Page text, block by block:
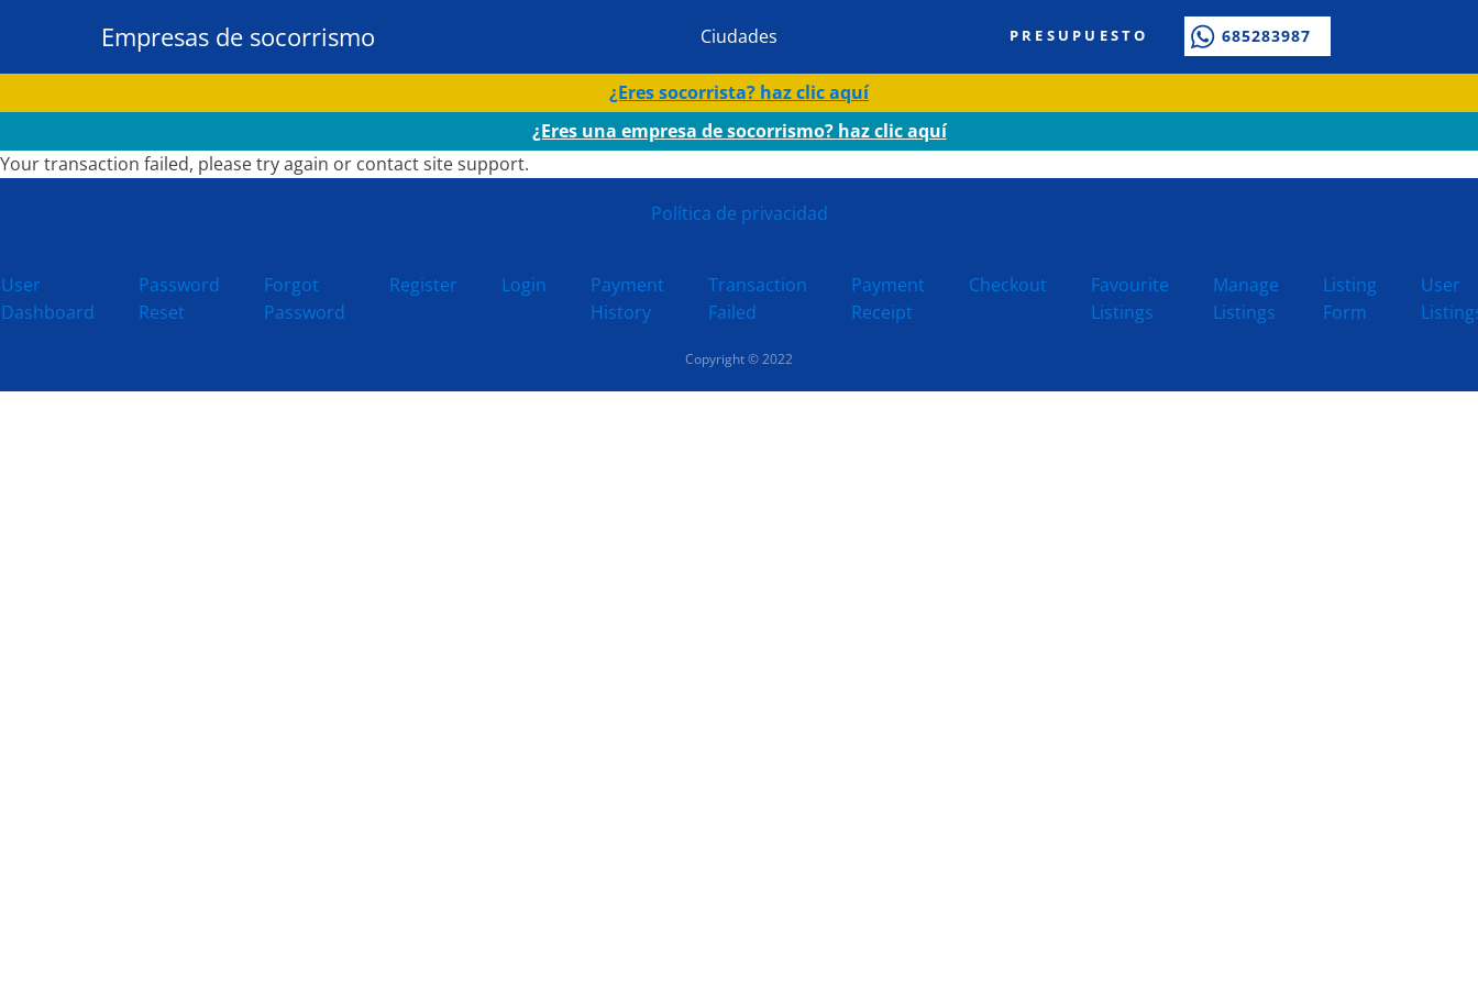
Empresas de socorrismo Ciudades PRESUPUESTO 685283987
¿Eres socorrista? haz clic aquí
¿Eres una empresa de socorrismo? haz clic aquí
Your transaction failed, please try again or contact site support.
Política de privacidad
User
Dashboard
Password
Reset
Forgot
Password
Register Login
Payment
History
Transaction
Failed
Payment
Receipt
Checkout
Favourite
Listings
Manage
Listings
Listing
Form
User
Copyright © 2022